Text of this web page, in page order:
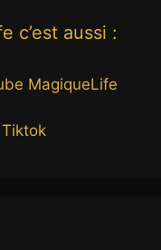
c’est aussi :
MagiqueLife